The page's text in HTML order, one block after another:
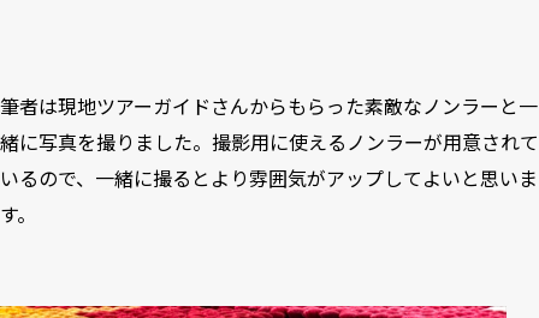
筆者は現地ツアーガイドさんからもらった素敵なノンラーと一
緒に写真を撮りました。撮影用に使えるノンラーが用意されて
いるので、一緒に撮るとより雰囲気がアップしてよいと思いま
す。